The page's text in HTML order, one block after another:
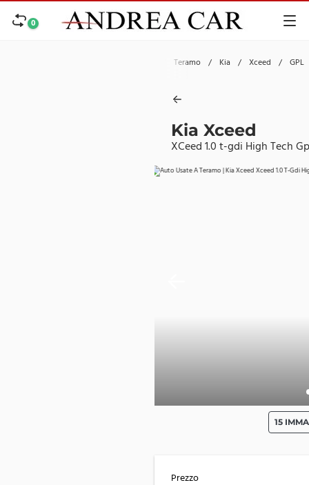
0
Teramo / Kia / Xceed / GPL
Kia Xceed
XCeed 1.0 t-gdi High Tech
15
Prezzo